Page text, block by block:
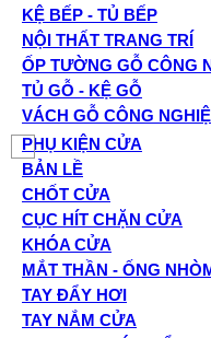
KỆ BẾP - TỦ BẾP
NỘI THẤT TRANG TRÍ
ỐP TƯỜNG GỖ CÔNG
TỦ GỖ - KỆ GỖ
VÁCH GỖ CÔNG
PHỤ KIỆN CỬA
BẢN LỀ
CHỐT CỬA
CỤC HÍT CHẶN CỬA
KHÓA CỬA
MẮT THẦN - ỐNG
TAY ĐẨY HƠI
TAY NẮM CỬA